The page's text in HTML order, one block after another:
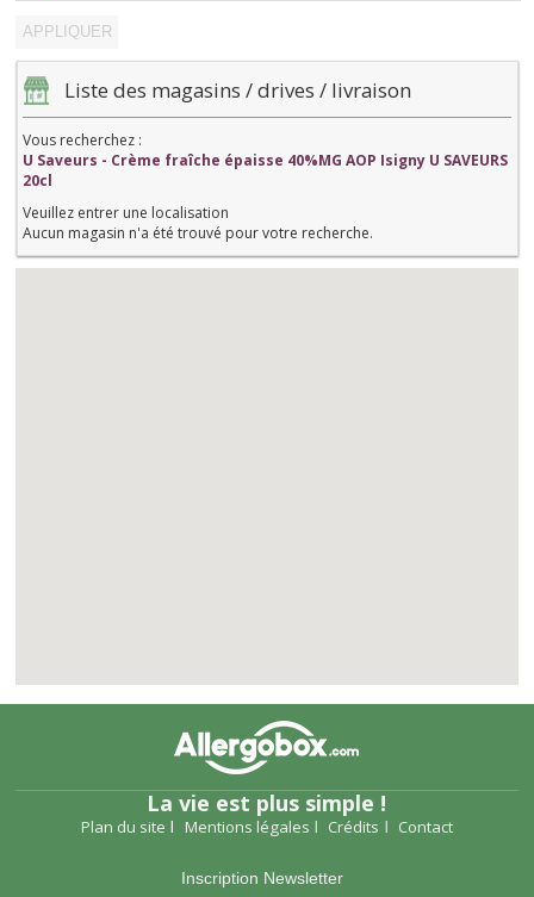
Liste des magasins / drives / livraison
Vous recherchez :
U Saveurs - Crème fraîche épaisse 40%MG AOP Isigny U SAVEURS
20cl
Veuillez entrer une localisation
Aucun magasin n'a été trouvé pour votre recherche.
La vie est plus simple !
Plan du site Mentions légales Crédits Contact
Inscription Newsletter